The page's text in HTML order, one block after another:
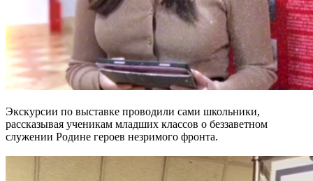
Экскурсии по выставке проводили сами школьники,
рассказывая ученикам младших классов о беззаветном
служении Родине героев незримого фронта.